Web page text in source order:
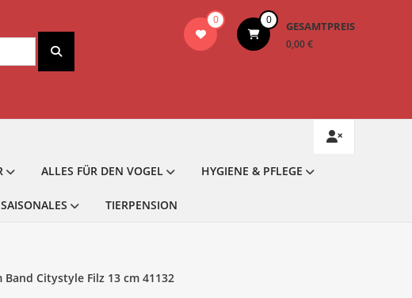
0 0 GESAMTPREIS
0,00 €
ALLES FÜR DEN VOGEL HYGIENE & PFLEGE
TIERPENSION
Citystyle Filz 13 cm 41132